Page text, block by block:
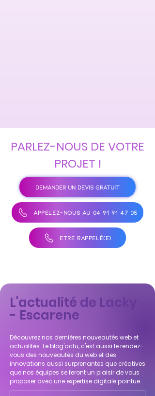
PARLEZ-NOUS DE VOTRE
PROJET !
DEMANDER UN DEVIS GRATUIT
APPELEZ-NOUS AU 04 91 91 47 05
ÊTRE RAPPELÉ(E)
L'actualité de Lacky
- Escarene
Découvrez nos dernières nouveautés web et
actualités. Le blog'actu, c'est aussi le rendez-
vous des nouveautés du web et des
innovations aussi surprenantes que créatives
que nos équipes se feront un plaisir de vous
proposer avec une expertise digitale pointue.